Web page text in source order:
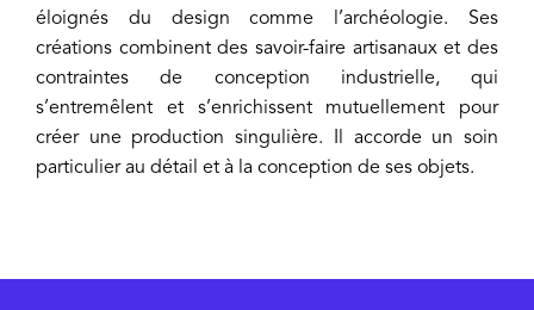
éloignés du design comme l’archéologie. Ses
créations combinent des savoir-faire artisanaux et des
contraintes de conception industrielle, qui
s’entremêlent et s’enrichissent mutuellement pour
créer une production singulière. Il accorde un soin
particulier au détail et à la conception de ses objets.